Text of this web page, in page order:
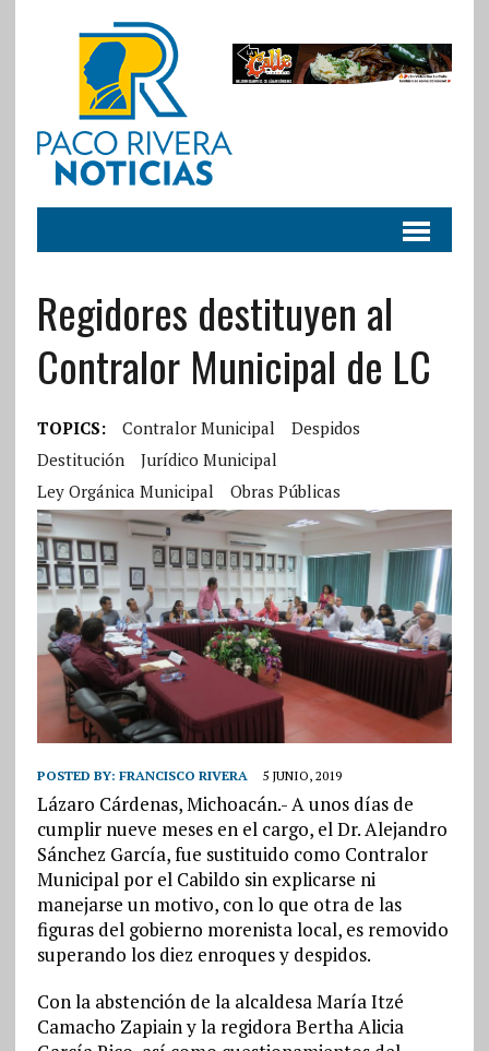
Regidores destituyen al
Contralor Municipal de LC
TOPICS: Contralor Municipal
Despidos
Destitución
Jurídico Municipal
Ley Orgánica Municipal
Obras Públicas
POSTED BY: FRANCISCO RIVERA 5 JUNIO, 2019
Lázaro Cárdenas, Michoacán.- A unos días de
cumplir nueve meses en el cargo, el Dr. Alejandro
Sánchez García, fue sustituido como Contralor
Municipal por el Cabildo sin explicarse ni
manejarse un motivo, con lo que otra de las
figuras del gobierno morenista local, es removido
superando los diez enroques y despidos.
Con la abstención de la alcaldesa María Itzé
Camacho Zapiain y la regidora Bertha Alicia